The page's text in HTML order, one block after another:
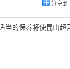
分享到
当的保养将使昆山超